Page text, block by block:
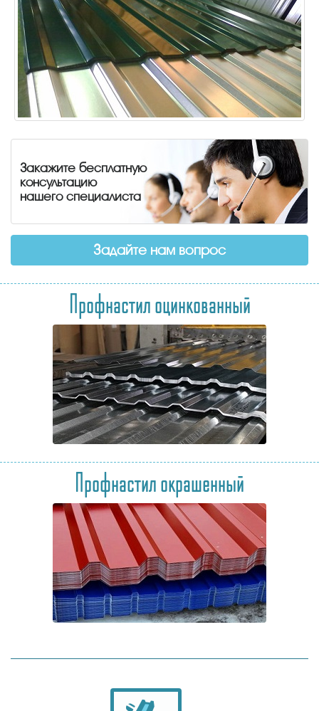
Закажите бесплатную
консультацию
нашего специалиста
Задайте нам вопрос
Профнастил оцинкованный
Профнастил окрашенный